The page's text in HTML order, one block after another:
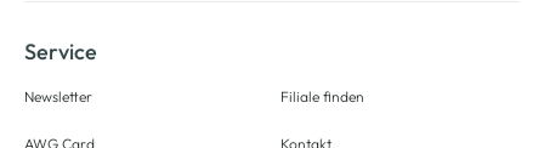
Service
Newsletter
AWG Card
Filiale finden
Kontakt